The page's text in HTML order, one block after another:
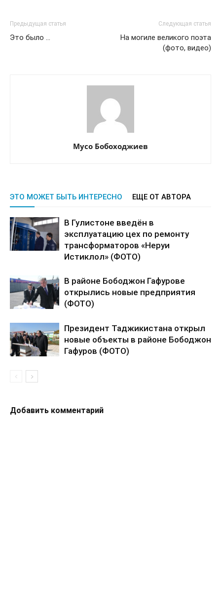
Предыдущая статья
Это было …
Следующая статья
На могиле великого поэта
(фото, видео)
Мусо Бобоходжиев
ЭТО МОЖЕТ БЫТЬ ИНТЕРЕСНО ЕЩЕ ОТ АВТОРА
В Гулистоне введён в
эксплуатацию цех по ремонту
трансформаторов «Неруи
Истиклол» (ФОТО)
В районе Бободжон Гафурове
открылись новые предприятия
(ФОТО)
Президент Таджикистана открыл
новые объекты в районе Бободжон
Гафуров (ФОТО)
Добавить комментарий